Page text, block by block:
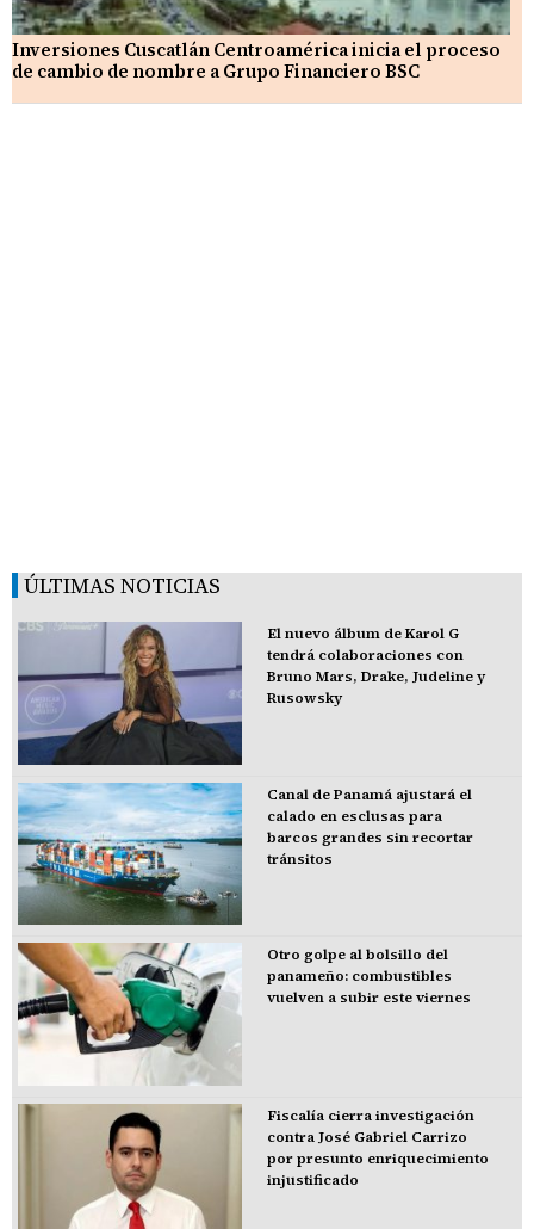
Inversiones Cuscatlán Centroamérica inicia el proceso
de cambio de nombre a Grupo Financiero BSC
ÚLTIMAS NOTICIAS
El nuevo álbum de Karol G
tendrá colaboraciones con
Bruno Mars, Drake, Judeline y
Rusowsky
Canal de Panamá ajustará el
calado en esclusas para
barcos grandes sin recortar
tránsitos
Otro golpe al bolsillo del
panameño: combustibles
vuelven a subir este viernes
Fiscalía cierra investigación
contra José Gabriel Carrizo
por presunto enriquecimiento
injustificado